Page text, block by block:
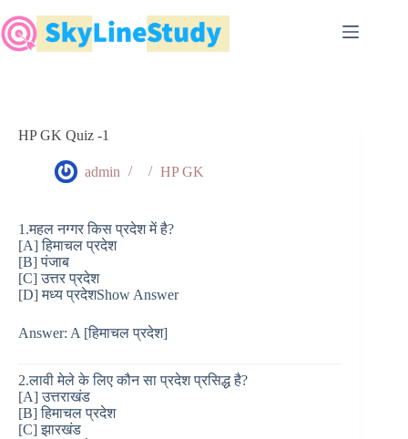
to
content
HP GK Quiz -1
admin HP GK
1.महल नग्गर किस प्रदेश में है?
[A] हिमाचल प्रदेश
[B] पंजाब
[C] उत्तर प्रदेश
[D] मध्य प्रदेशShow Answer
Answer: A [हिमाचल प्रदेश]
2.लावी मेले के लिए कौन सा प्रदेश प्रसिद्ध है?
[A] उत्तराखंड
[B] हिमाचल प्रदेश
[C] झारखंड